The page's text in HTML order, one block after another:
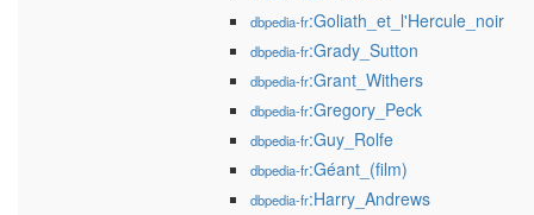
dbpedia-fr:Goliath_et_l'Hercule_noir
dbpedia-fr:Grady_Sutton
dbpedia-fr:Grant_Withers
dbpedia-fr:Gregory_Peck
dbpedia-fr:Guy_Rolfe
dbpedia-fr:Géant_(film)
dbpedia-fr:Harry_Andrews